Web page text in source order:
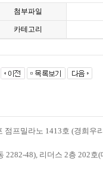
첨부파일
카테고리
점프밀라노 1413호 (경희우
2282-48), 리더스 2층 202호